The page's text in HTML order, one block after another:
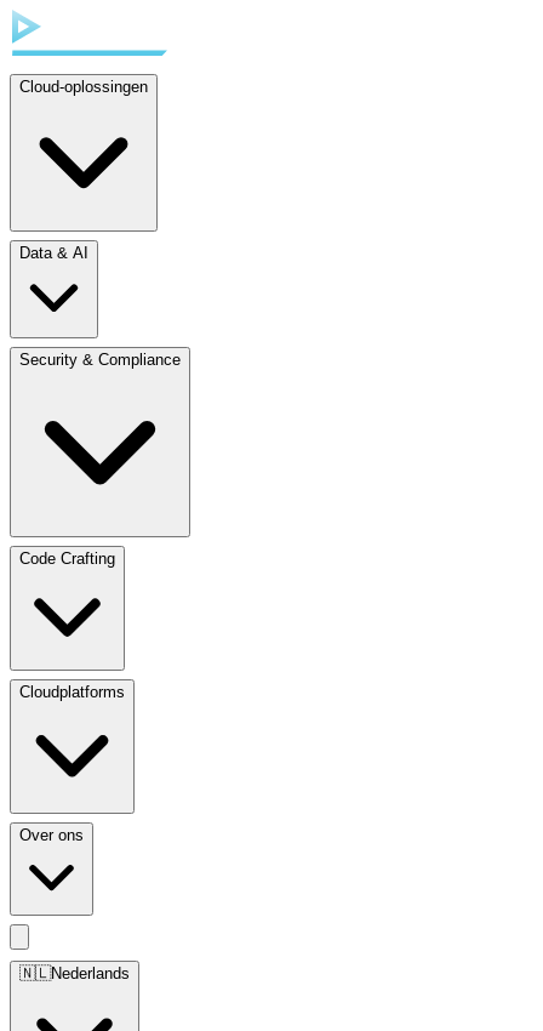
Cloud-oplossingen
Data & AI
Security & Compliance
Code Crafting
Cloudplatforms
Over ons
🇳🇱Nederlands